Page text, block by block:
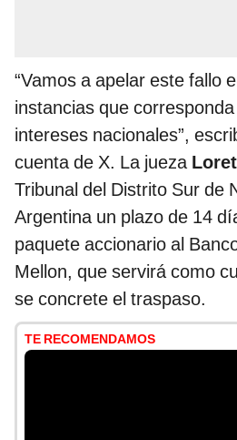
“Vamos a apelar este fallo
instancias que
intereses nacionales”,
cuenta de X. La jueza
Tribunal del Distrito Sur de
Argentina un plazo de 14
paquete accionario al
Mellon, que servirá como
se concrete el traspaso.
TE RECOMENDAMOS